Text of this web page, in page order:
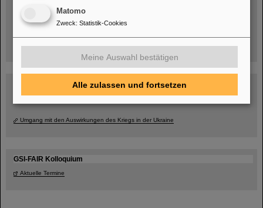
Menschen
Umgang mit den Auswirkungen des Kriegs in der Ukraine
GSI-FAIR Kolloquium
Aktuelle Termine
Matomo
Zweck: Statistik-Cookies
Meine Auswahl bestätigen
Alle zulassen und fortsetzen